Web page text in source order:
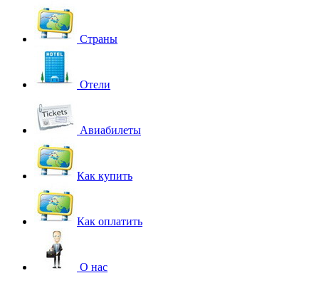
Страны
Отели
Авиабилеты
Как купить
Как оплатить
О нас